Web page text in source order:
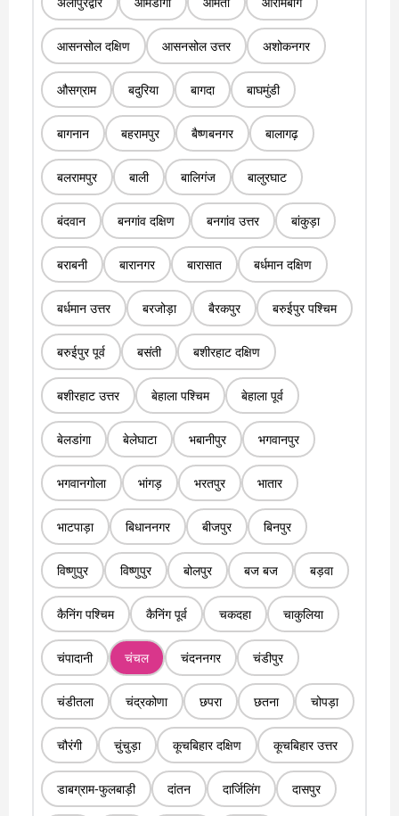
आसनसोल दक्षिण आसनसोल उत्तर अशोकनगर
औसग्राम बदुरिया बागदा बाघमुंडी
बागनान बहरामपुर बैष्णबनगर बालागढ़
बलरामपुर बाली बालिगंज बालुरघाट
बंदवान बनगांव दक्षिण बनगांव उत्तर बांकुड़ा
बराबनी बारानगर बारासात बर्धमान दक्षिण
बर्धमान उत्तर बरजोड़ा बैरकपुर बरुईपुर पश्चिम
बरुईपुर पूर्व बसंती बशीरहाट दक्षिण
बशीरहाट उत्तर बेहाला पश्चिम बेहाला पूर्व
बेलडांगा बेलेघाटा भबानीपुर भगवानपुर
भगवानगोला भांगड़ भरतपुर भातार
भाटपाड़ा बिधाननगर बीजपुर बिनपुर
विष्णुपुर विष्णुपुर बोलपुर बज बज बड़वा
कैनिंग पश्चिम कैनिंग पूर्व चकदहा चाकुलिया
चंपादानी चंचल चंदननगर चंडीपुर
चंडीतला चंद्रकोणा छपरा छतना चोपड़ा
चौरंगी चुंचुड़ा कूचबिहार दक्षिण कूचबिहार उत्तर
डाबग्राम-फुलबाड़ी दांतन दार्जिलिंग दासपुर